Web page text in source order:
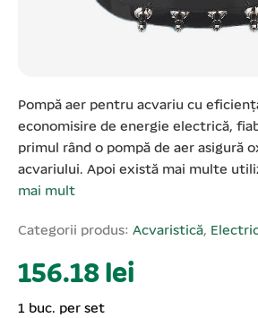
Pompă aer pentru acvariu cu
economisire de energie electrică,
primul rând o pompă de aer asigură
acvariului. Apoi există mai multe
mai mult
Categorii produs: Acvaristică,
156.18 lei
1 buc. per set